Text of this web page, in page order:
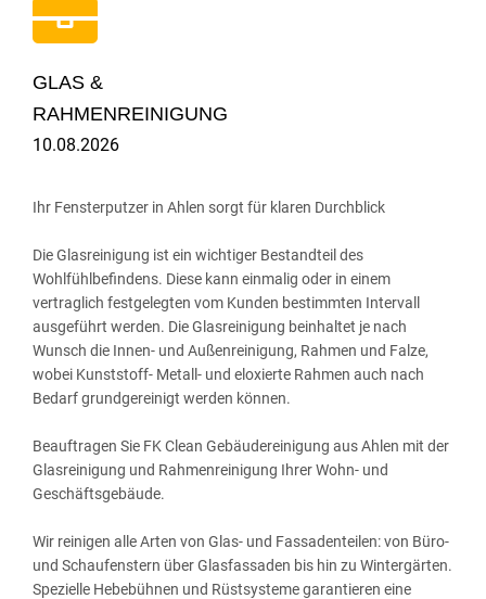
GLAS &
RAHMENREINIGUNG
10.08.2026
Ihr Fensterputzer in Ahlen sorgt für klaren Durchblick
Die Glasreinigung ist ein wichtiger Bestandteil des
Wohlfühlbefindens. Diese kann einmalig oder in einem
vertraglich festgelegten vom Kunden bestimmten Intervall
ausgeführt werden. Die Glasreinigung beinhaltet je nach
Wunsch die Innen- und Außenreinigung, Rahmen und Falze,
wobei Kunststoff- Metall- und eloxierte Rahmen auch nach
Bedarf grundgereinigt werden können.
Beauftragen Sie FK Clean Gebäudereinigung aus Ahlen mit der
Glasreinigung und Rahmenreinigung Ihrer Wohn- und
Geschäftsgebäude.
Wir reinigen alle Arten von Glas- und Fassadenteilen: von Büro-
und Schaufenstern über Glasfassaden bis hin zu Wintergärten.
Spezielle Hebebühnen und Rüstsysteme garantieren eine